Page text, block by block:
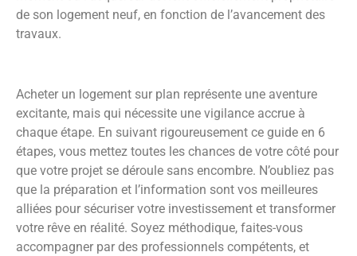
de son logement neuf, en fonction de l’avancement des
travaux.
Acheter un logement sur plan représente une aventure
excitante, mais qui nécessite une vigilance accrue à
chaque étape. En suivant rigoureusement ce guide en 6
étapes, vous mettez toutes les chances de votre côté pour
que votre projet se déroule sans encombre. N’oubliez pas
que la préparation et l’information sont vos meilleures
alliées pour sécuriser votre investissement et transformer
votre rêve en réalité. Soyez méthodique, faites-vous
accompagner par des professionnels compétents, et